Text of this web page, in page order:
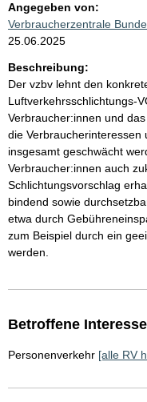
Angegeben von:
Verbraucherzentrale
25.06.2025
Beschreibung:
Der vzbv lehnt den
Luftverkehrsschlichtungs-
Verbraucher:innen und
die Verbraucherinteressen
insgesamt geschwächt
Verbraucher:innen auch
Schlichtungsvorschlag
bindend sowie
etwa durch
zum Beispiel durch ein
werden.
Betroffene
Personenverkehr [alle RV